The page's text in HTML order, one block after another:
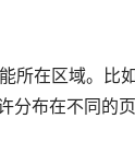
所在区域。比
布在不同的